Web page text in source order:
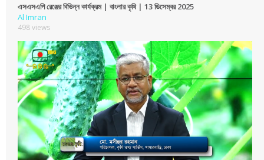
এসএসএপি রেঞ্জের বিভিন্ন কার্যক্রম | বাংলার কৃষি | 13 ডিসেম্বর 2025
Al Imran
498 views